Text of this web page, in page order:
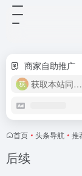
商家自助推广
获取本站同款主题
首页 • 头条导航 • 推
后续